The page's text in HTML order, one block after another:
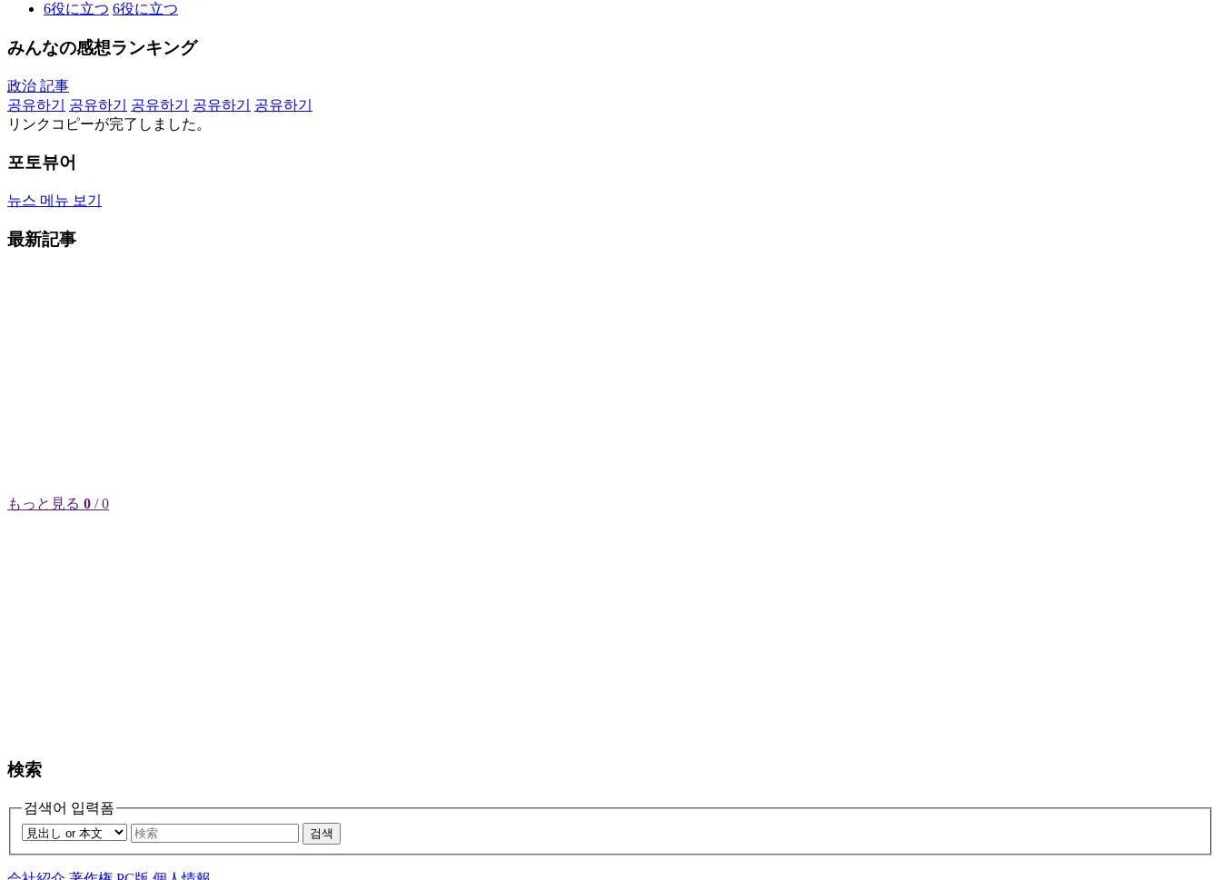
6役に立つ 6役に立つ
みんなの感想ランキング
政治 記事
공유하기
공유하기 공유하기 공유하기
공유하기
リンクコピーが完了しました。
포토뷰어
뉴스 메뉴 보기
最新記事
もっと見る 0 / 0
検索
검색어 입력폼
검색